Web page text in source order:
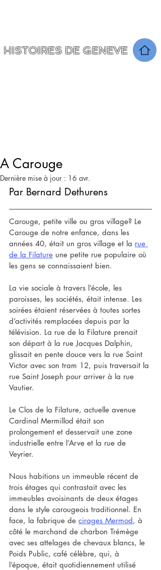
HISTOIRES DE GENEVE
A Carouge
Dernière mise à jour : 16 avr.
Par Bernard Dethurens
Carouge, petite ville ou gros village? Le
Carouge de notre enfance, dans les
années 40, était un gros village et la rue
de la Filature une petite rue populaire où
les gens se connaissaient bien.
La vie sociale à travers l’école, les
paroisses, les sociétés, était intense. Les
soirées étaient réservées à toutes sortes
d’activités remplacées depuis par la
télévision. La rue de la Filature prenait
son départ à la rue Jacques Dalphin,
glissait en pente douce vers la rue Saint
Victor avec son tram 12, puis traversait la
rue Saint Joseph pour arriver à la rue
Vautier.
Le Clos de la Filature, actuelle avenue
Cardinal Mermillod était son
prolongement et desservait une zone
industrielle entre l’Arve et la rue de
Veyrier.
Nous habitions un immeuble récent de
trois étages qui contrastait avec les
immeubles avoisinants de deux étages
dans le style carougeois traditionnel. En
face, la fabrique de cirages Mermod, à
côté le marchand de charbon Trémège
avec ses attelages de chevaux blancs, le
Poids Public, café célèbre, qui, à
l’époque, était quotidiennement utilisé